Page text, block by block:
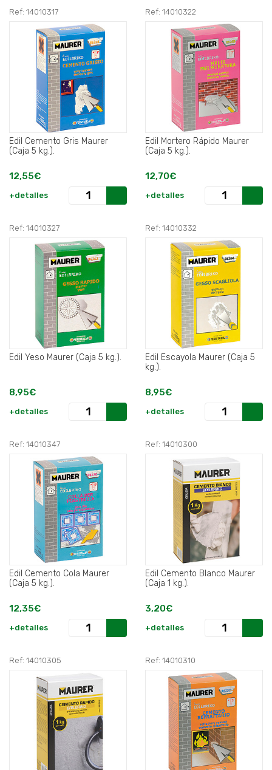
Ref: 14010317
Edil Cemento Gris Maurer
(Caja 5 kg.).
12,55€
+detalles
Ref: 14010322
Edil Mortero Rápido Maurer
(Caja 5 kg.).
12,70€
+detalles
Ref: 14010327
Edil Yeso Maurer (Caja 5 kg.).
8,95€
+detalles
Ref: 14010332
Edil Escayola Maurer (Caja 5
kg.).
8,95€
+detalles
Ref: 14010347
Edil Cemento Cola Maurer
(Caja 5 kg.).
12,35€
+detalles
Ref: 14010300
Edil Cemento Blanco Maurer
(Caja 1 kg.).
3,20€
+detalles
Ref: 14010305 Ref: 14010310